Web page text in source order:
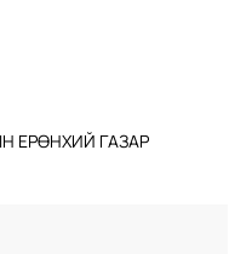
ЕРӨНХИЙ ГАЗАР